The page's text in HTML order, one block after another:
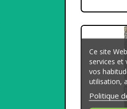
Ce site
services et
vos
utilisation,
Politique